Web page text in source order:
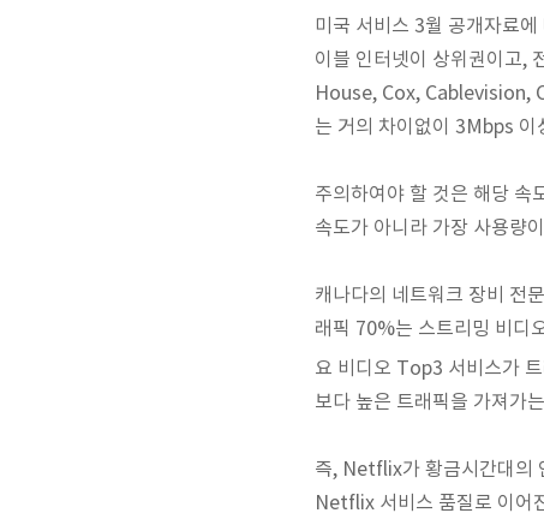
미국 서비스 3월 공개자료에
이블 인터넷이 상위권이고,
House, Cox, Cablevision,
는 거의 차이없이 3Mbps 이
주의하여야 할 것은 해당 속
속도가 아니라 가장 사용량
캐나다의 네트워크 장비 전
래픽 70%는 스트리밍 비
요 비디오 Top3 서비스가
보다 높은 트래픽을 가져가
즉, Netflix가 황금시간대의
Netflix 서비스 품질로 이어